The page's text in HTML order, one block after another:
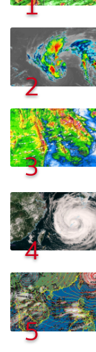
2
3
4
5